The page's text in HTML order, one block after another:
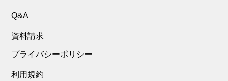
Q&A
資料請求
プライバシーポリシー
利用規約